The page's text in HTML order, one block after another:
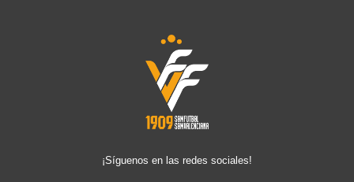
¡Síguenos en las redes sociales!